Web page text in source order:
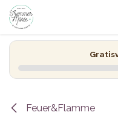
Zum Inhalt springen
Feuer&Flamme